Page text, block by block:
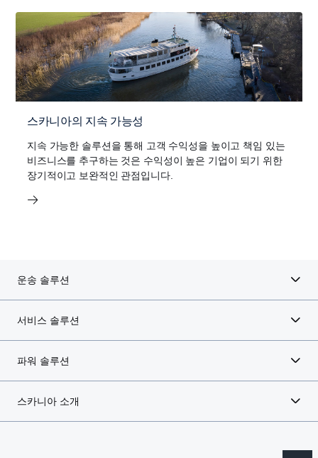
스카니아의 지속 가능성
지속 가능한 솔루션을 통해 고객 수익성을 높이고 책임 있는
비즈니스를 추구하는 것은 수익성이 높은 기업이 되기 위한
장기적이고 보완적인 관점입니다.
운송 솔루션
서비스 솔루션
파워 솔루션
스카니아 소개